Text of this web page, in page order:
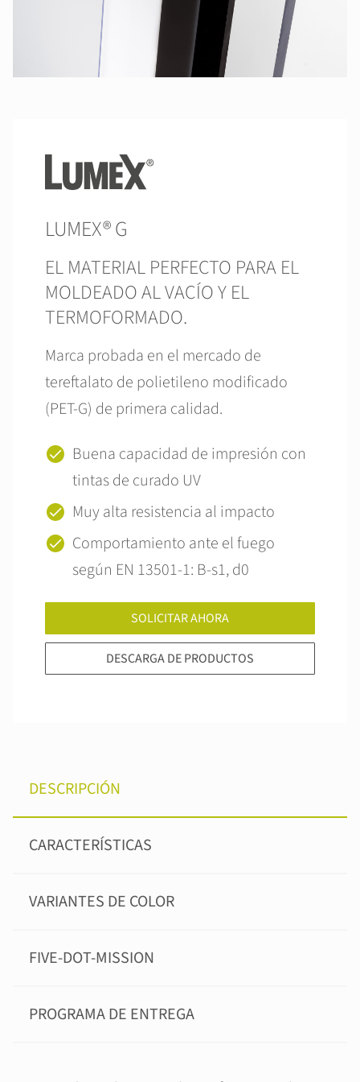
LUMEX® G
EL MATERIAL PERFECTO PARA EL
MOLDEADO AL VACÍO Y EL
TERMOFORMADO.
Marca probada en el mercado de
tereftalato de polietileno modificado
(PET-G) de primera calidad.
Buena capacidad de impresión con
tintas de curado UV
Muy alta resistencia al impacto
Comportamiento ante el fuego
según EN 13501-1: B-s1, d0
SOLICITAR AHORA
DESCARGA DE PRODUCTOS
DESCRIPCIÓN
CARACTERÍSTICAS
VARIANTES DE COLOR
FIVE-DOT-MISSION
PROGRAMA DE ENTREGA